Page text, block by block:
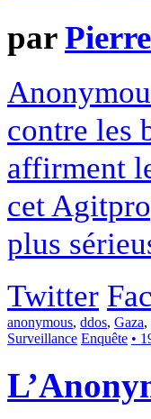
par
contre les
affirment
cet
plus
Twitter
anonymous, ddos, Gaza,
Surveillance Enquête •